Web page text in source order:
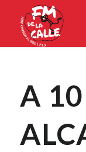
A